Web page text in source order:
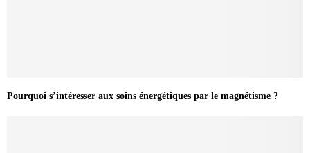
Pourquoi s’intéresser aux soins énergétiques par le magnétisme ?